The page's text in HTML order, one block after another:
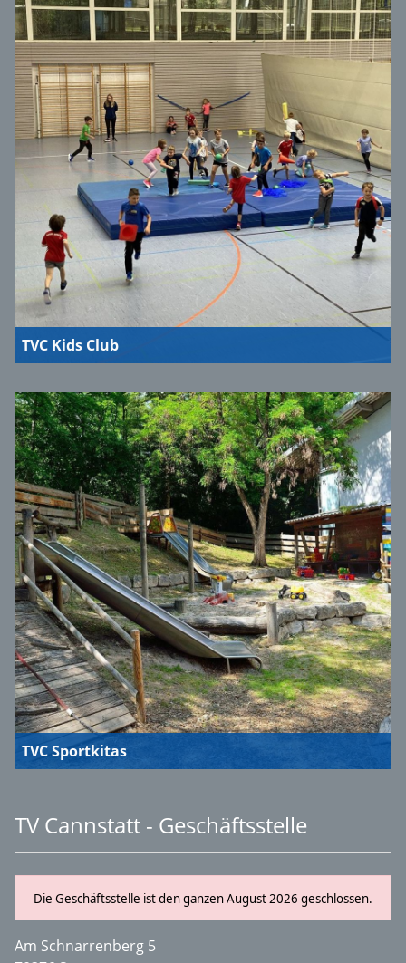
TVC Kids Club
TVC Sportkitas
TV Cannstatt - Geschäftsstelle
Die Geschäftsstelle ist den ganzen August 2026 geschlossen.
Am Schnarrenberg 5